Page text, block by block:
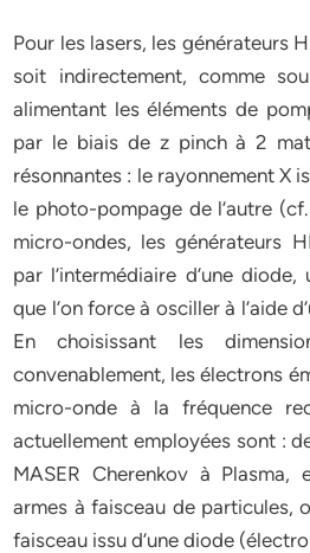
Pour les lasers, les générateurs
soit indirectement, comme
alimentant les éléments de
par le biais de z pinch à 2
résonnantes : le rayonnement X
le photo-pompage de l’autre
micro-ondes, les générateurs
par l’intermédiaire d’une diode,
que l’on force à osciller à l’aide
En choisissant les
convenablement, les électrons
micro-onde à la fréquence
actuellement employées sont :
MASER Cherenkov à
armes à faisceau de particules,
faisceau issu d’une diode